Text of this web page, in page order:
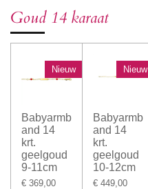
Goud 14 karaat
Nieuw
Babyarmb
and 14
krt.
geelgoud
9-11cm
€ 369,00
Nieuw
Babyarmb
and 14
krt.
geelgoud
10-12cm
€ 449,00